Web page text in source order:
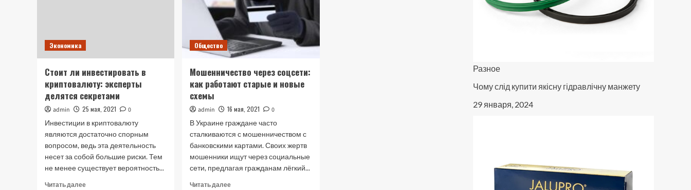
Экономика
Стоит ли инвестировать в
криптовалюту: эксперты
делятся секретами
admin 25 мая, 2021
0
Инвестиции в криптовалюту
являются достаточно спорным
вопросом, ведь эта деятельность
несет за собой большие риски. Тем
не менее существует вероятность...
Читать далееПрочитать
Общество
Мошенничество через соцсети:
как работают старые и новые
схемы
admin 16 мая, 2021
0
В Украине граждане часто
сталкиваются с мошенничеством с
банковскими картами. Своих жертв
мошенники ищут через социальные
сети, предлагая гражданам лёгкий...
Читать далееПрочитать
Разное
Чому слід купити якісну гідравлічну манжету
29 января, 2024